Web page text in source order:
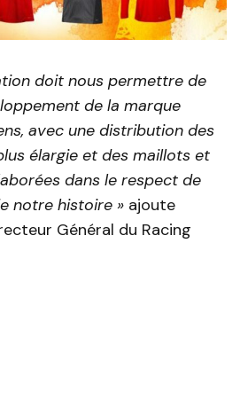
doit nous permettre de
de la marque
avec une distribution des
élargie et des maillots et
dans le respect de
notre histoire » ajoute
Général du Racing